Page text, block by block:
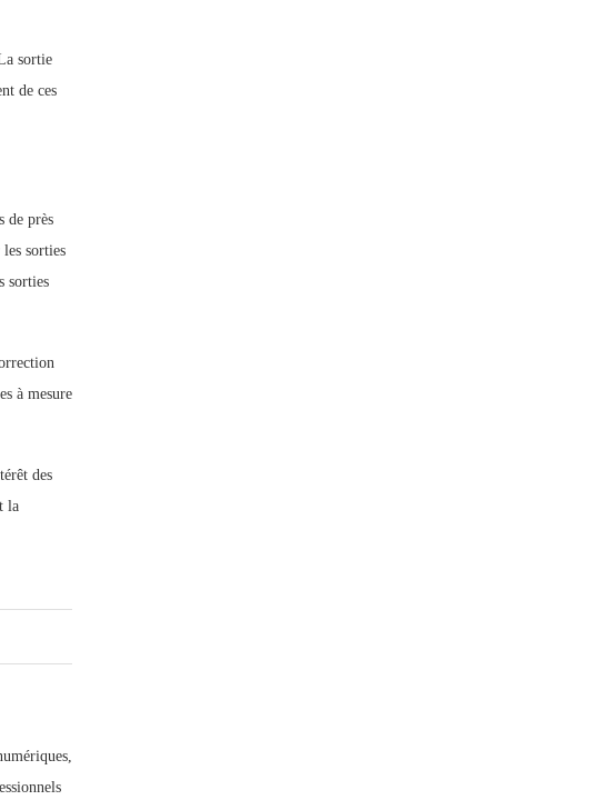
sortie
de ces
de près
sorties
sorties
à mesure
des
la